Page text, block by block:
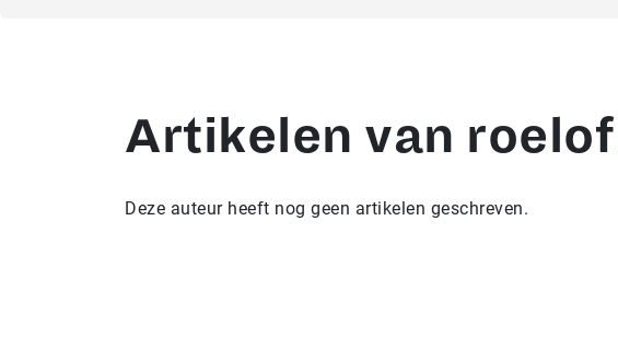
Artikelen van
Deze auteur heeft nog geen artikelen geschreven.